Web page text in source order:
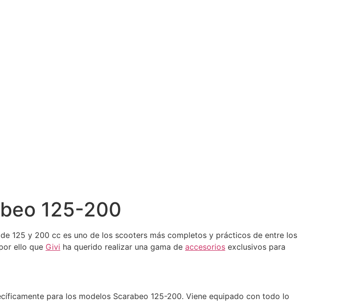
125-200
125 y 200 cc es uno de los scooters más completos y prácticos de entre los
ello que Givi ha querido realizar una gama de accesorios exclusivos para
para los modelos Scarabeo 125-200. Viene equipado con todo lo